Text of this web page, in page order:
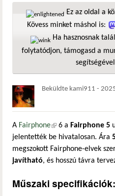
Ez az oldal a
Kövess minket máshol is:
Ha hasznosnak
folytatódjon, támogasd a
Beküldte kami911 -
A Fairphone(külső hivatkozás)
6 a Fairphone 5
jelentették be hivatalosan. Ára
megszokott Fairphone-elvek
javítható, és hosszú távra
Műszaki specifikációk: